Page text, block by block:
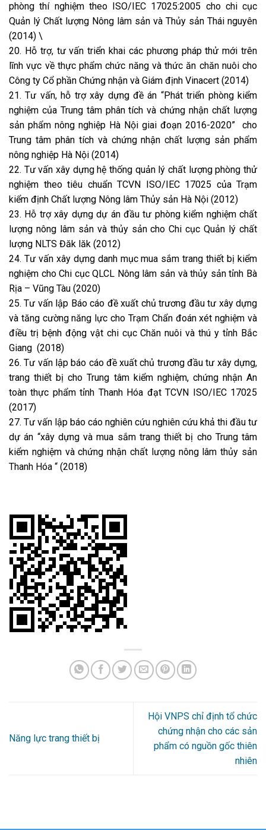
phòng thí nghiệm theo ISO/IEC 17025:2005 cho chi cục
Quản lý Chất lượng Nông lâm sản và Thủy sản Thái nguyên
(2014) \
20. Hỗ trợ, tư vấn triển khai các phương pháp thử mới trên
lĩnh vực về thực phẩm chức năng và thức ăn chăn nuôi cho
Công ty Cổ phần Chứng nhận và Giám định Vinacert (2014)
21. Tư vấn, hỗ trợ xây dựng đề án “Phát triển phòng kiểm
nghiệm của Trung tâm phân tích và chứng nhận chất lượng
sản phẩm nông nghiệp Hà Nội giai đoạn 2016-2020” cho
Trung tâm phân tích và chứng nhận chất lượng sản phẩm
nông nghiệp Hà Nội (2014)
22. Tư vấn xây dựng hệ thống quản lý chất lượng phòng thử
nghiệm theo tiêu chuẩn TCVN ISO/IEC 17025 của Trạm
kiểm định Chất lượng Nông lâm Thủy sản Hà Nội (2012)
23. Hỗ trợ xây dựng dự án đầu tư phòng kiểm nghiệm chất
lượng nông lâm sản và thủy sản cho Chi cục Quản lý chất
lượng NLTS Đăk lăk (2012)
24. Tư vấn xây dựng danh mục mua sắm trang thiết bị kiểm
nghiệm cho Chi cục QLCL Nông lâm sản và thủy sản tỉnh Bà
Rịa – Vũng Tàu (2020)
25. Tư vấn lập Báo cáo đề xuất chủ trương đầu tư xây dựng
và tăng cường năng lực cho Trạm Chẩn đoán xét nghiệm và
điều trị bệnh động vật chi cục Chăn nuôi và thú y tỉnh Bắc
Giang (2018)
26. Tư vấn lập báo cáo đề xuất chủ trương đầu tư xây dựng,
trang thiết bị cho Trung tâm kiểm nghiệm, chứng nhận An
toàn thực phẩm tỉnh Thanh Hóa đạt TCVN ISO/IEC 17025
(2017)
27. Tư vấn lập báo cáo nghiên cứu nghiên cứu khả thi đầu tư
dự án “xây dựng và mua sắm trang thiết bị cho Trung tâm
kiểm nghiệm và chứng nhận chất lượng nông lâm thủy sản
Thanh Hóa “ (2018)
Năng lực trang thiết bị
Hội VNPS chỉ định tổ chức
chứng nhận cho các sản
phẩm có nguồn gốc thiên
nhiên